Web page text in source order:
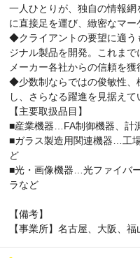
一人ひとりが、独自の情報
に直接足を運び、緻密なマー
◆クライアントの要望に適う
ジナル製品を開発。これまで
メーカー各社からの信頼を獲
◆少数制ならではの俊敏性、
し、さらなる躍進を見据えて
【主要取扱品目】
■産業機器…FA制御機器、計
■ガラス製造用関連機器…工
ど
■光・画像機器…光ファイバ
ラなど
【備考】
【事業所】名古屋、大阪、